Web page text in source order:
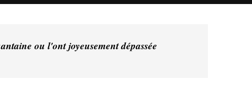
ou l'ont joyeusement dépassée